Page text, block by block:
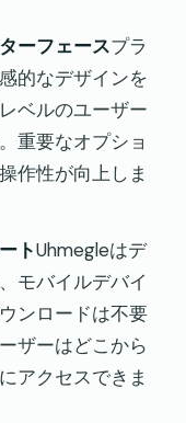
ーフェースプラ
的なデザインを
ベルのユーザー
重要なオプショ
作性が向上しま
トUhmegleはデ
モバイルデバイ
ンロードは不要
ザーはどこから
アクセスできま